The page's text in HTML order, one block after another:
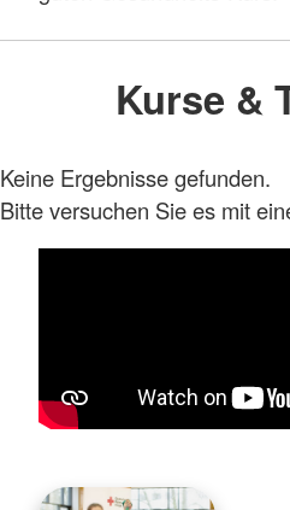
Kurse &
Keine Ergebnisse gefunden.
Bitte versuchen Sie es mit